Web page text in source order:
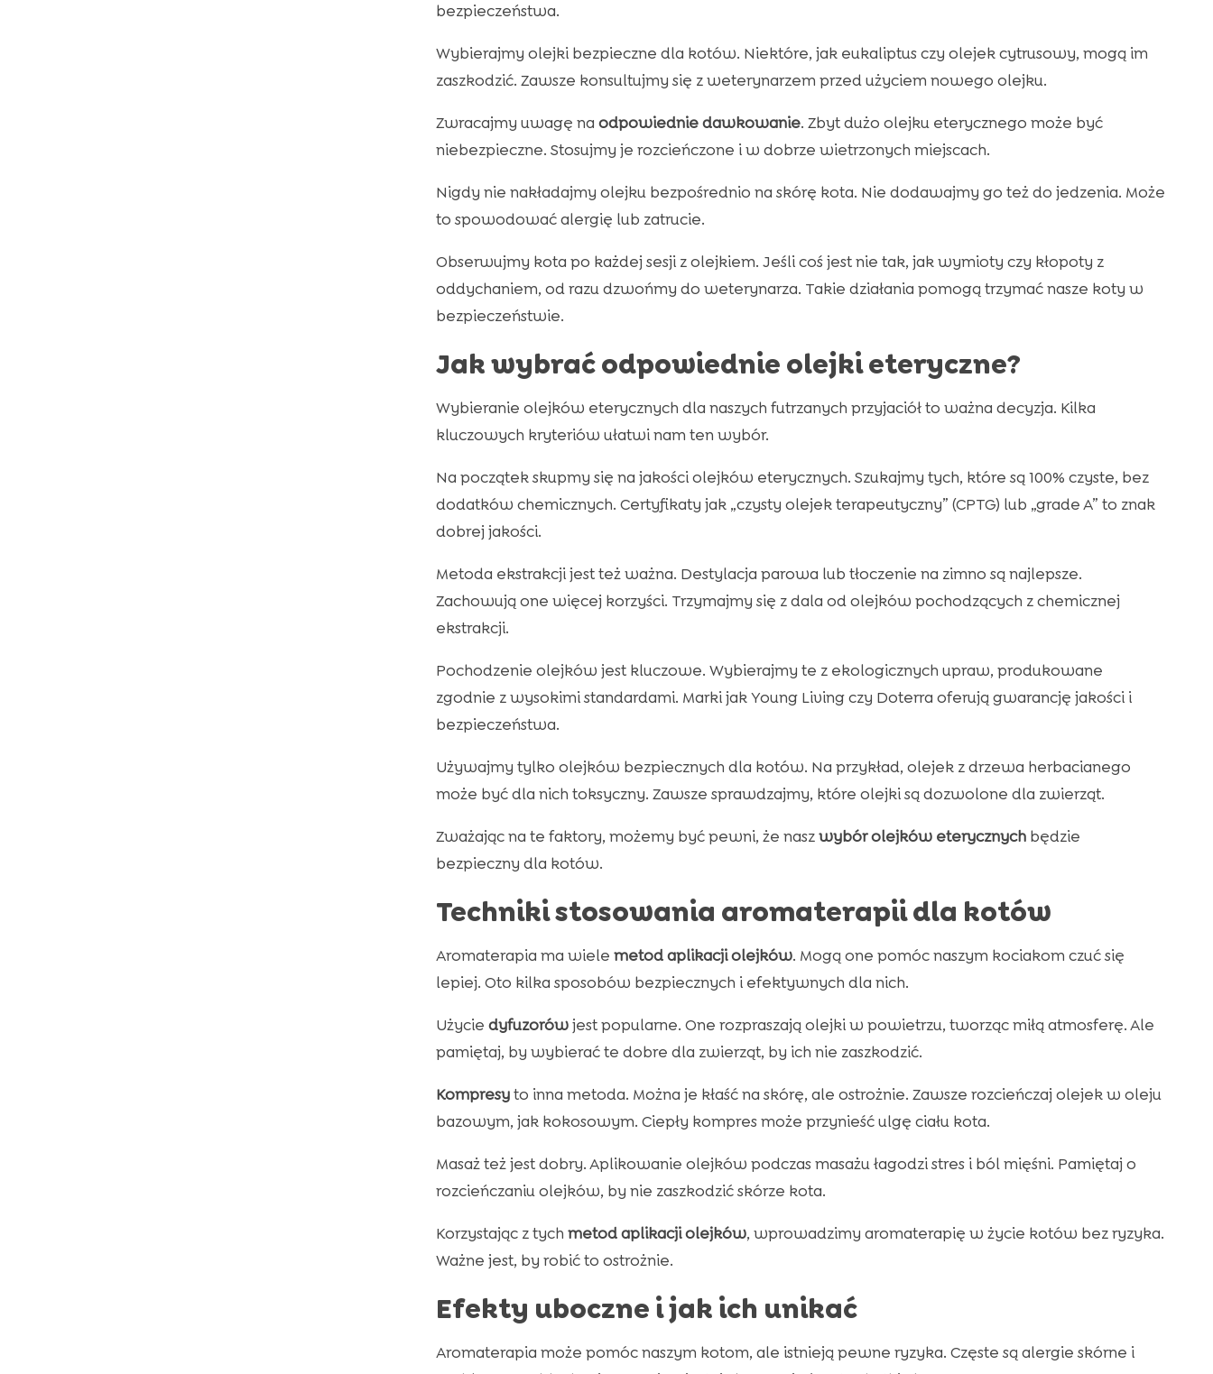
bezpieczeństwa.
Wybierajmy olejki bezpieczne dla kotów. Niektóre, jak eukaliptus czy olejek cytrusowy, mogą im
zaszkodzić. Zawsze konsultujmy się z weterynarzem przed użyciem nowego olejku.
Zwracajmy uwagę na odpowiednie dawkowanie. Zbyt dużo olejku eterycznego może być
niebezpieczne. Stosujmy je rozcieńczone i w dobrze wietrzonych miejscach.
Nigdy nie nakładajmy olejku bezpośrednio na skórę kota. Nie dodawajmy go też do jedzenia. Może
to spowodować alergię lub zatrucie.
Obserwujmy kota po każdej sesji z olejkiem. Jeśli coś jest nie tak, jak wymioty czy kłopoty z
oddychaniem, od razu dzwońmy do weterynarza. Takie działania pomogą trzymać nasze koty w
bezpieczeństwie.
Jak wybrać odpowiednie olejki eteryczne?
Wybieranie olejków eterycznych dla naszych futrzanych przyjaciół to ważna decyzja. Kilka
kluczowych kryteriów ułatwi nam ten wybór.
Na początek skupmy się na jakości olejków eterycznych. Szukajmy tych, które są 100% czyste, bez
dodatków chemicznych. Certyfikaty jak „czysty olejek terapeutyczny” (CPTG) lub „grade A” to znak
dobrej jakości.
Metoda ekstrakcji jest też ważna. Destylacja parowa lub tłoczenie na zimno są najlepsze.
Zachowują one więcej korzyści. Trzymajmy się z dala od olejków pochodzących z chemicznej
ekstrakcji.
Pochodzenie olejków jest kluczowe. Wybierajmy te z ekologicznych upraw, produkowane
zgodnie z wysokimi standardami. Marki jak Young Living czy Doterra oferują gwarancję jakości i
bezpieczeństwa.
Używajmy tylko olejków bezpiecznych dla kotów. Na przykład, olejek z drzewa herbacianego
może być dla nich toksyczny. Zawsze sprawdzajmy, które olejki są dozwolone dla zwierząt.
Zważając na te faktory, możemy być pewni, że naszwybór olejków eterycznychbędzie
bezpieczny dla kotów.
Techniki stosowania aromaterapii dla kotów
Aromaterapia ma wiele metod aplikacji olejków. Mogą one pomóc naszym kociakom czuć się
lepiej. Oto kilka sposobów bezpiecznych i efektywnych dla nich.
Użycie dyfuzorówjest popularne. One rozpraszają olejki w powietrzu, tworząc miłą atmosferę. Ale
pamiętaj, by wybierać te dobre dla zwierząt, by ich nie zaszkodzić.
Kompresyto inna metoda. Można je kłaść na skórę, ale ostrożnie. Zawsze rozcieńczaj olejek w oleju
bazowym, jak kokosowym. Ciepły kompres może przynieść ulgę ciału kota.
Masaż też jest dobry. Aplikowanie olejków podczas masażu łagodzi stres i ból mięśni. Pamiętaj o
rozcieńczaniu olejków, by nie zaszkodzić skórze kota.
Korzystając z tych metod aplikacji olejków, wprowadzimy aromaterapię w życie kotów bez ryzyka.
Ważne jest, by robić to ostrożnie.
Efekty uboczne i jak ich unikać
Aromaterapia może pomóc naszym kotom, ale istnieją pewne ryzyka. Częste są alergie skórne i